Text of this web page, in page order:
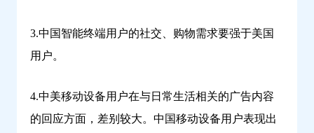
3.中国智能终端用户的社交、购物需求要强于美国
用户。
4.中美移动设备用户在与日常生活相关的广告内容
的回应方面，差别较大。中国移动设备用户表现出